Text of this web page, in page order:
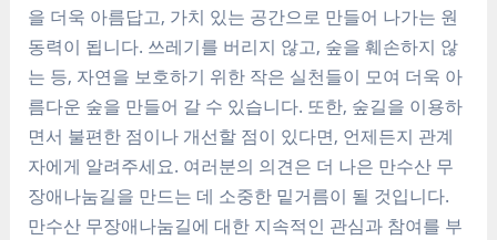
을 더욱 아름답고, 가치 있는 공간으로 만들어 나가는 원
동력이 됩니다. 쓰레기를 버리지 않고, 숲을 훼손하지 않
는 등, 자연을 보호하기 위한 작은 실천들이 모여 더욱 아
름다운 숲을 만들어 갈 수 있습니다. 또한, 숲길을 이용하
면서 불편한 점이나 개선할 점이 있다면, 언제든지 관계
자에게 알려주세요. 여러분의 의견은 더 나은 만수산 무
장애나눔길을 만드는 데 소중한 밑거름이 될 것입니다.
만수산 무장애나눔길에 대한 지속적인 관심과 참여를 부